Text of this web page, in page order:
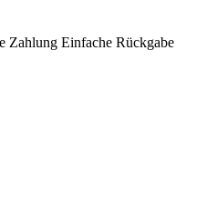
Zahlung Einfache Rückgabe